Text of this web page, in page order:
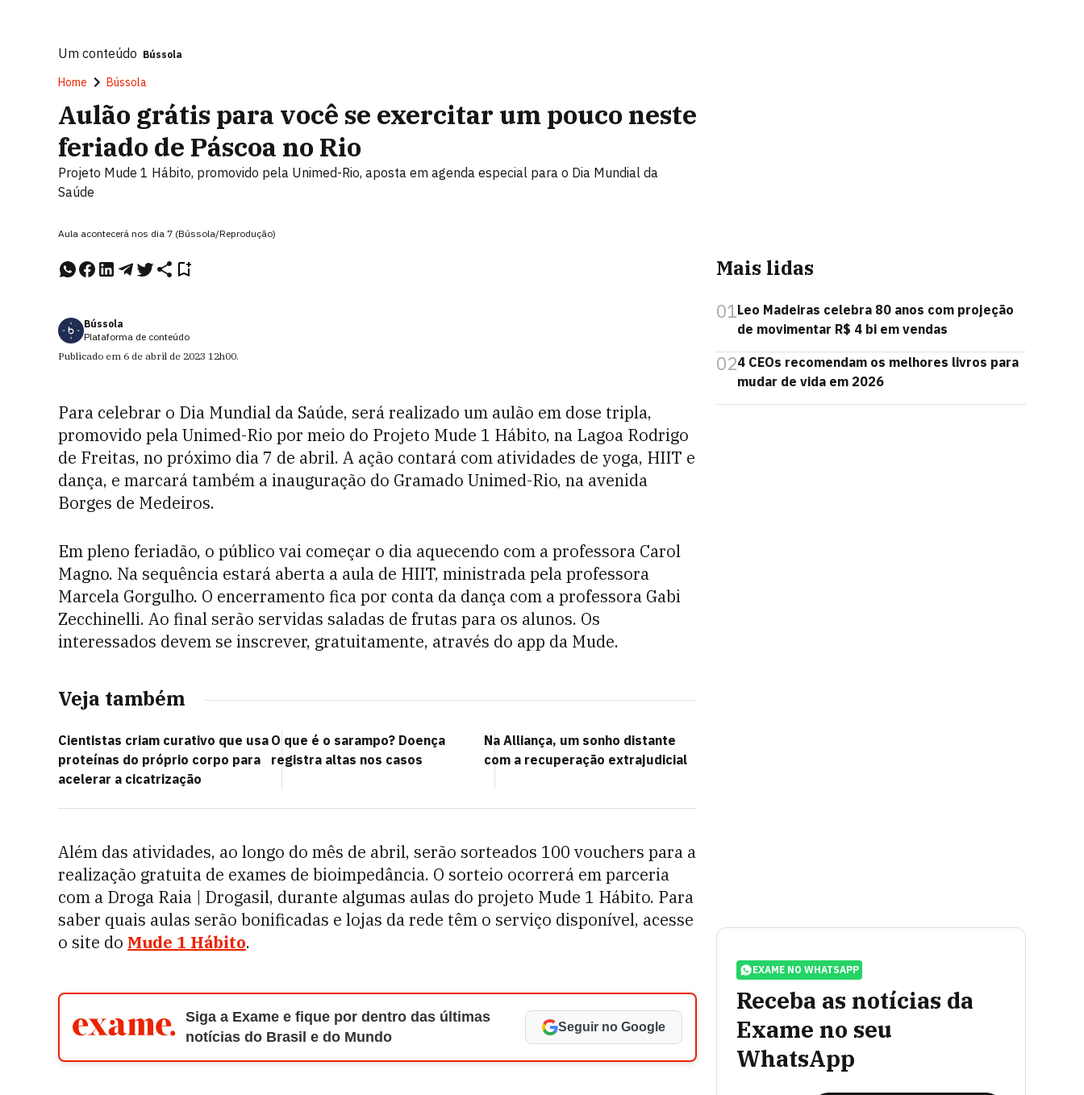
Um conteúdo Bússola
Home Bússola
Aulão grátis para você se exercitar um pouco neste
feriado de Páscoa no Rio
Projeto Mude 1 Hábito, promovido pela Unimed-Rio, aposta em agenda especial para o Dia Mundial da
Saúde
Aula acontecerá nos dia 7 (Bússola/Reprodução)
Bússola
Plataforma de conteúdo
Publicado em 6 de abril de 2023 12h00.
Para celebrar o Dia Mundial da Saúde, será realizado um aulão em dose tripla,
promovido pela Unimed-Rio por meio do Projeto Mude 1 Hábito, na Lagoa Rodrigo
de Freitas, no próximo dia 7 de abril. A ação contará com atividades de yoga, HIIT e
dança, e marcará também a inauguração do Gramado Unimed-Rio, na avenida
Borges de Medeiros.
Em pleno feriadão, o público vai começar o dia aquecendo com a professora Carol
Magno. Na sequência estará aberta a aula de HIIT, ministrada pela professora
Marcela Gorgulho. O encerramento fica por conta da dança com a professora Gabi
Zecchinelli. Ao final serão servidas saladas de frutas para os alunos. Os
interessados devem se inscrever, gratuitamente, através do app da Mude.
Veja também
Cientistas criam curativo que usa
proteínas do próprio corpo para
acelerar a cicatrização
O que é o sarampo? Doença
registra altas nos casos
Na Alliança, um sonho distante
com a recuperação extrajudicial
Além das atividades, ao longo do mês de abril, serão sorteados 100 vouchers para a
realização gratuita de exames de bioimpedância. O sorteio ocorrerá em parceria
com a Droga Raia | Drogasil, durante algumas aulas do projeto Mude 1 Hábito. Para
saber quais aulas serão bonificadas e lojas da rede têm o serviço disponível, acesse
o site do Mude 1 Hábito.
Siga a Exame e fique por dentro das últimas
notícias do Brasil e do Mundo
Seguir no Google
Mais lidas
01Leo Madeiras celebra 80 anos com projeção
de movimentar R$ 4 bi em vendas
024 CEOs recomendam os melhores livros para
mudar de vida em 2026
EXAME NO WHATSAPP
Receba as notícias da
Exame no seu
WhatsApp